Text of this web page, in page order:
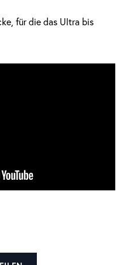
für die das Ultra bis